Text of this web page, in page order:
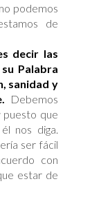
podemos
de
decir las
Palabra
sanidad y
Debemos
puesto que
nos diga.
ser fácil
con
estar de